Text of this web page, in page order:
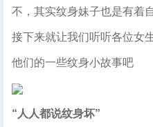
不，其实纹身妹子也是有着
接下来就让我们听听各位女
他们的一些纹身小故事吧
“人人都说纹身坏”